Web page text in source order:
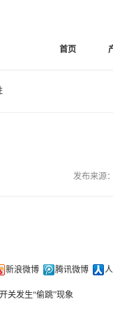
首页
发布来源
新浪微博 腾讯微博
关发生“偷跳”现象